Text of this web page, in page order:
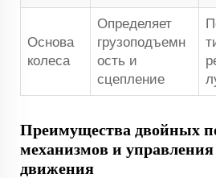
Основа
колеса
Определяет
грузоподъемн
ость и
сцепление
Преимущества двойных
механизмов и
движения